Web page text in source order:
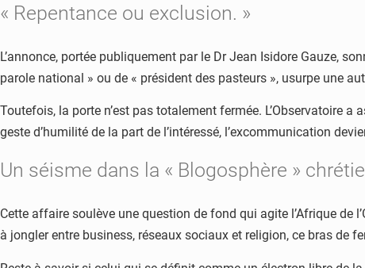
« Repentance ou exclusion. »
L’annonce, portée publiquement par le Dr Jean Isidore Gauze,
parole national » ou de « président des pasteurs », usurpe une
Toutefois, la porte n’est pas totalement fermée. L’Observatoire a
geste d’humilité de la part de l’intéressé, l’excommunication
Un séisme dans la « Blogosphère »
Cette affaire soulève une question de fond qui agite l’Afrique de
à jongler entre business, réseaux sociaux et religion, ce bras de